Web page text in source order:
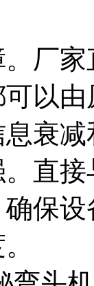
厂
以
衰
直
保